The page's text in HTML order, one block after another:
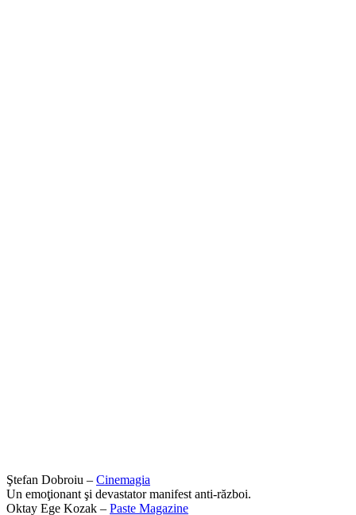
Ştefan Dobroiu – Cinemagia
Un emoţionant şi devastator manifest anti-război.
Oktay Ege Kozak – Paste Magazine